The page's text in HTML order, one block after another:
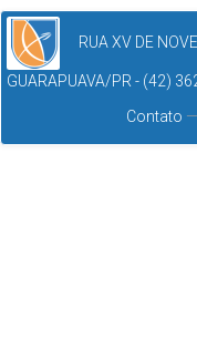
RUA XV DE
GUARAPUAVA/PR - (42)
Contato